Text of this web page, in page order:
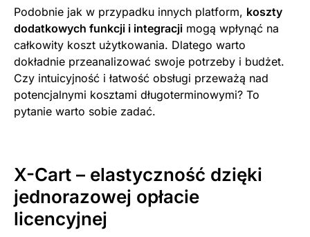
Podobnie jak w przypadku innych platform, koszty
dodatkowych funkcji i integracji mogą wpłynąć na
całkowity koszt użytkowania. Dlatego warto
dokładnie przeanalizować swoje potrzeby i budżet.
Czy intuicyjność i łatwość obsługi przeważą nad
potencjalnymi kosztami długoterminowymi? To
pytanie warto sobie zadać.
X-Cart – elastyczność dzięki
jednorazowej opłacie
licencyjnej